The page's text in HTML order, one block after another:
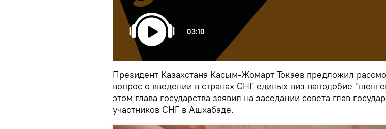
03:10
Президент Казахстана Касым-Жомарт Токаев предложил
вопрос о введении в странах СНГ единых виз наподобие
этом глава государства заявил на заседании совета глав
участников СНГ в Ашхабаде.